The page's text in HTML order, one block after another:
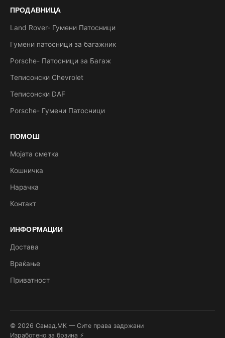
ПРОДАВНИЦА
Land Rover- Гумени Патосници
Гумени патосници за багажник
Porsche- Патосници за Багаж
Теписонски Chevrolet
Теписонски DAF
Porsche- Гумени Патосници
ПОМОШ
Мојата сметка
Кошничка
Нарачка
Контакт
ИНФОРМАЦИИ
Достава
Враќање
Приватност
© 2026 Самад.МК — Сите права задржани
Изработено за брзина ⚡